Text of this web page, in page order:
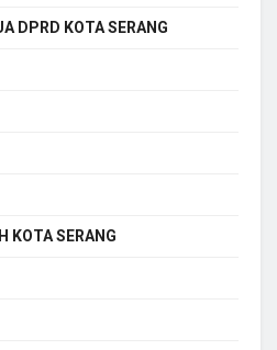
DPRD KOTA SERANG
KOTA SERANG